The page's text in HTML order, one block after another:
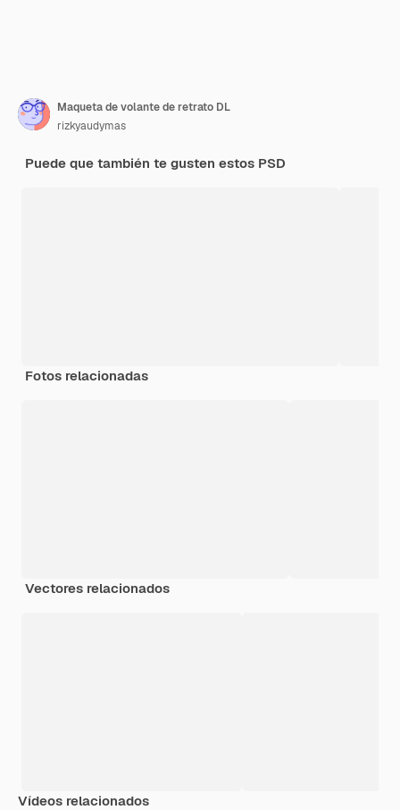
Maqueta de volante de retrato DL
rizkyaudymas
Puede que también te gusten estos PSD
Fotos relacionadas
Vectores relacionados
Vídeos relacionados